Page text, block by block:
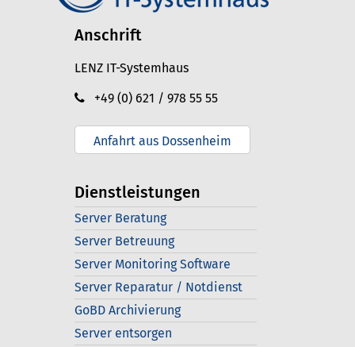
Anschrift
LENZ IT-Systemhaus
+49 (0) 621 / 978 55 55
Anfahrt aus Dossenheim
Dienstleistungen
Server Beratung
Server Betreuung
Server Monitoring Software
Server Reparatur / Notdienst
GoBD Archivierung
Server entsorgen